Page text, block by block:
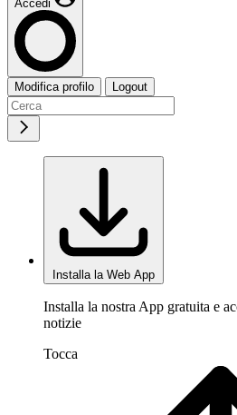
Accedi
Modifica profilo Logout
Installa la Web App
Installa la nostra App gratuita e
notizie
Tocca